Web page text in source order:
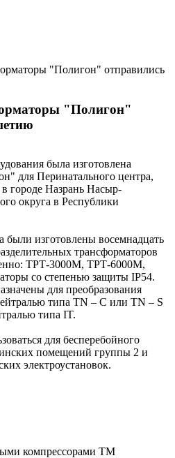
"Полигон" отправились
"Полигон"
была изготовлена
для Перинатального центра,
в городе Назрань Насыр-
округа в Республики
были изготовлены восемнадцать
трансформаторов
ТРТ-3000М, ТРТ-6000М,
со степенью защиты IP54.
для преобразования
типа TN – C или TN – S
типа IT.
для бесперебойного
помещений группы 2 и
электроустановок.
компрессорами ТМ